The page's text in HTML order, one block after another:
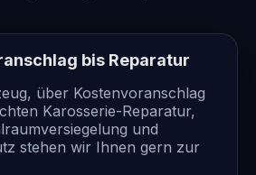
bis Reparatur
über Kostenvoranschlag
Karosserie-Reparatur,
und
stehen wir Ihnen gern zur